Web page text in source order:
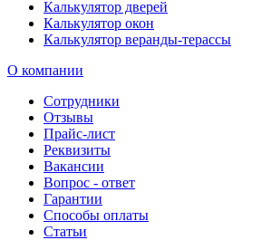
Калькулятор дверей
Калькулятор окон
Калькулятор веранды-терассы
О компании
Сотрудники
Отзывы
Прайс-лист
Реквизиты
Вакансии
Вопрос - ответ
Гарантии
Способы оплаты
Статьи